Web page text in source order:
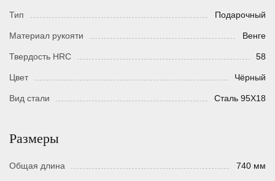
Тип Подарочный
Материал рукояти Венге
Твердость HRC 58
Цвет Чёрный
Вид стали Сталь 95Х18
Размеры
Общая длина 740 мм